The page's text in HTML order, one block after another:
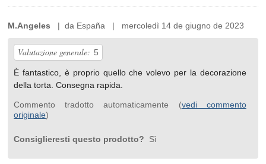
M.Angeles | da España | mercoledì 14 de giugno de 2023
Valutazione generale: 5
È fantastico, è proprio quello che volevo per la decorazione
della torta. Consegna rapida.
Commento tradotto automaticamente (vedi commento
originale)
Consiglieresti questo prodotto? Sì